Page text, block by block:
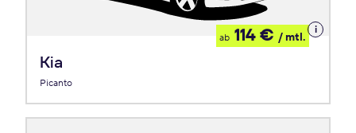
Kia
Picanto
ab 114 € / mtl.
Details
zum